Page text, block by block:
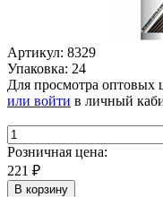
Артикул: 8329
Упаковка: 24
Для просмотра
или войти в личный
Розничная цена:
221 ₽
В корзину